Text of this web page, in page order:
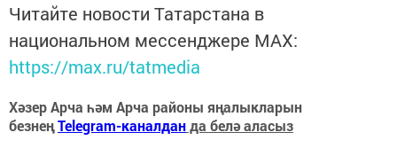
Читайте новости Татарстана в
национальном мессенджере MАХ:
https://max.ru/tatmedia
Хәзер Арча һәм Арча районы яңалыкларын
безнеңTelegram-каналданда белә аласыз